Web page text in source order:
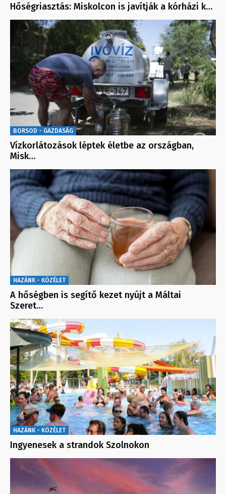
Hőségriasztás: Miskolcon is javítják a kórházi k…
BORSOD - GAZDASÁG
Vízkorlátozások léptek életbe az országban,
Misk…
HAZÁNK - KÖZÉLET
A hőségben is segítő kezet nyújt a Máltai
Szeret…
HAZÁNK - KÖZÉLET
Ingyenesek a strandok Szolnokon